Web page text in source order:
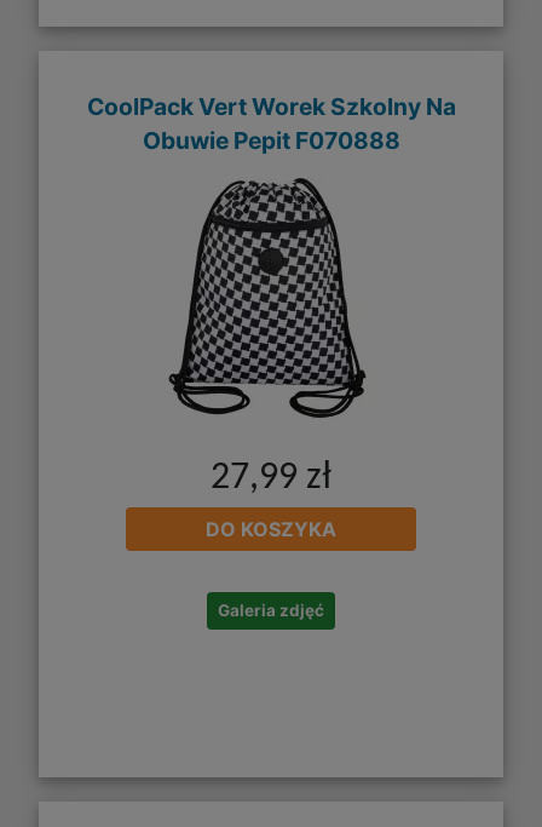
CoolPack Vert Worek Szkolny Na
Obuwie Pepit F070888
27,99 zł
DO KOSZYKA
Galeria zdjęć